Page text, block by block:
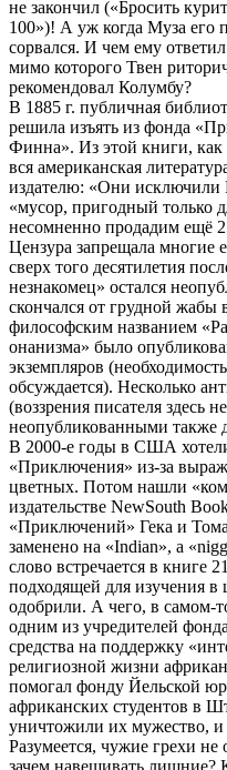
не закончил («Бросить
100»)! А уж когда Муза его
сорвался. И чем ему
мимо которого Твен
рекомендовал Колумбу?
В 1885 г. публичная
решила изъять из фонда
Финна». Из этой книги,
вся американская
издателю: «Они исключили
«мусор, пригодный только
несомненно продадим ещё
Цензура запрещала многие
сверх того десятилетия
незнакомец» остался
скончался от грудной жабы
философским названием
онанизма» было
экземпляров
обсуждается). Несколько
(воззрения писателя здесь
неопубликованными также
В 2000-е годы в США
«Приключения» из-за
цветных. Потом нашли
издательстве NewSouth
«Приключений» Гека и
заменено на «Indian», а
слово встречается в книге
подходящей для изучения
одобрили. А чего, в самом-
одним из учредителей
средства на поддержку
религиозной жизни
помогал фонду Йельской
африканских студентов в
уничтожили их мужество,
Разумеется, чужие грехи
зачем навешивать лишние?